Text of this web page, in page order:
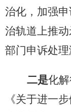
治化，加强
治轨道上推
部门申诉处
二是化解
《关于进一